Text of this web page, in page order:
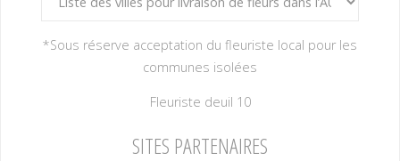
*Sous réserve acceptation du fleuriste local pour les
communes isolées
Fleuriste deuil 10
SITES PARTENAIRES